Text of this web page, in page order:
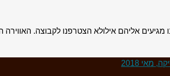
מגיעים אליהם אילולא הצטרפנו לקבוצה.